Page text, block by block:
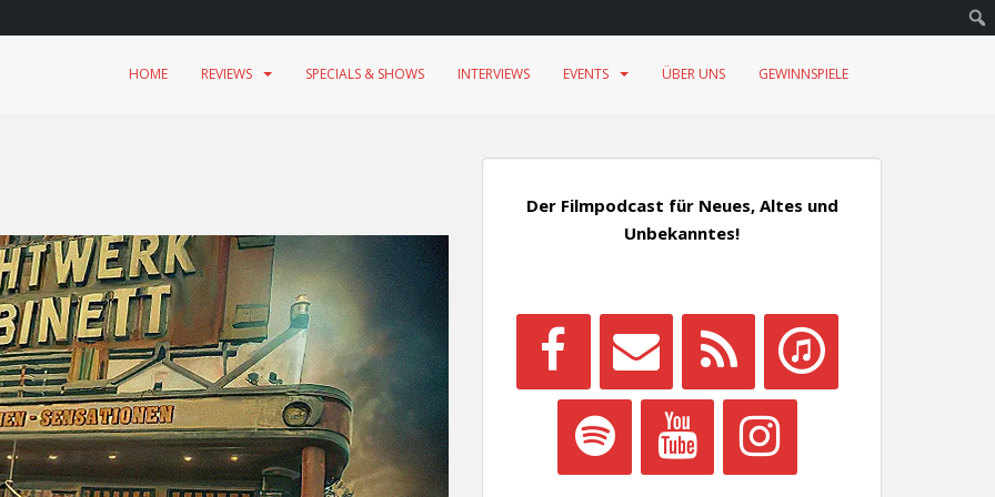
HOME REVIEWS SPECIALS & SHOWS INTERVIEWS EVENTS ÜBER UNS GEWINNSPIELE
Der Filmpodcast für Neues, Altes und
Unbekanntes!